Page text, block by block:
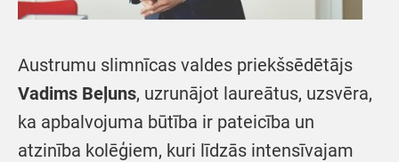
Austrumu slimnīcas valdes priekšsēdētājs
Vadims Beļuns, uzrunājot laureātus, uzsvēra,
ka apbalvojuma būtība ir pateicība un
atzinība kolēģiem, kuri līdzās intensīvajam